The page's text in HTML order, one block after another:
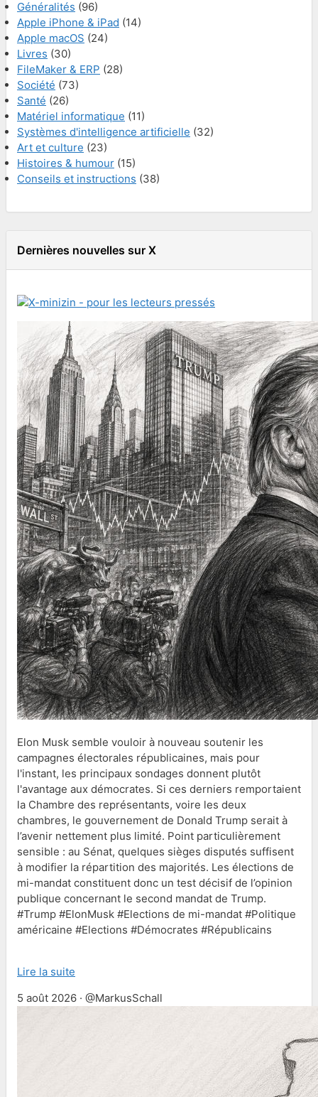
Généralités (96)
Apple iPhone & iPad (14)
Apple macOS (24)
Livres (30)
FileMaker & ERP (28)
Société (73)
Santé (26)
Matériel informatique (11)
Systèmes d'intelligence artificielle (32)
Art et culture (23)
Histoires & humour (15)
Conseils et instructions (38)
Dernières nouvelles sur X
Elon Musk semble vouloir à nouveau soutenir les
campagnes électorales républicaines, mais pour
l'instant, les principaux sondages donnent plutôt
l'avantage aux démocrates. Si ces derniers remportaient
la Chambre des représentants, voire les deux
chambres, le gouvernement de Donald Trump serait à
l’avenir nettement plus limité. Point particulièrement
sensible : au Sénat, quelques sièges disputés suffisent
à modifier la répartition des majorités. Les élections de
mi-mandat constituent donc un test décisif de l’opinion
publique concernant le second mandat de Trump.
#Trump #ElonMusk #Elections de mi-mandat #Politique
américaine #Elections #Démocrates #Républicains
Lire la suite
5 août 2026 · @MarkusSchall